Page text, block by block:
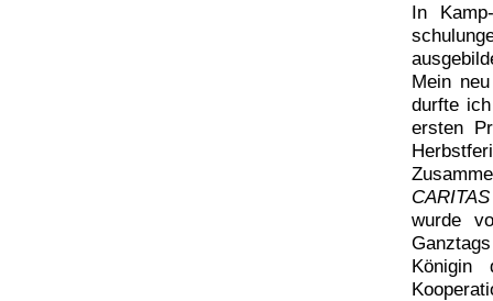
In
Mein
durfte
ersten
wurde
Königin